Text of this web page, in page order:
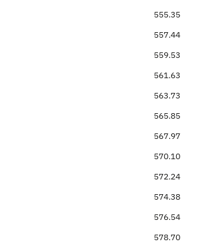
555.35
557.44
559.53
561.63
563.73
565.85
567.97
570.10
572.24
574.38
576.54
578.70